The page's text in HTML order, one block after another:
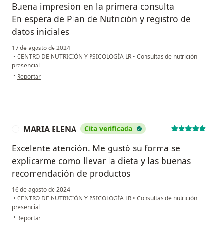
Buena impresión en la primera consulta
En espera de Plan de Nutrición y registro de
datos iniciales
17 de agosto de 2024
• CENTRO DE NUTRICIÓN Y PSICOLOGÍA LR • Consultas de nutrición
presencial
• en opinión del usuario Luis Valencia
Reportar
MARIA ELENA Cita verificada
Excelente atención. Me gustó su forma se
explicarme como llevar la dieta y las buenas
recomendación de productos
16 de agosto de 2024
• CENTRO DE NUTRICIÓN Y PSICOLOGÍA LR • Consultas de nutrición
presencial
• en opinión del usuario MARIA ELENA
Reportar